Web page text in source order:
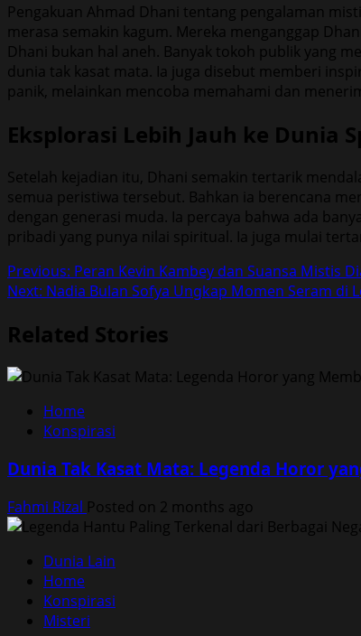
Pengakuan Ahmad Dhani tentang pengalaman
merasa semakin kagum. Mereka menganggap
Dhani bukan hal aneh. Banyak tokoh publik yang
dunia tak kasat mata. Ia juga disebut memberi
panik, melainkan mencoba memahami dan
Eksplorasi Lebih Jauh ke Dunia
Setelah kejadian itu, Dhani semakin tertarik
semua peristiwa tersebut. Bahkan ia berencana
dengan generasi muda. Ia percaya bahwa ada
pribadi yang punya nilai spiritual. Ia juga mulai
Post
navigation
Previous: Peran Kevin Kambey dan Suansa Mistis
Next: Nadia Bulan Sofya Ungkap Momen Seram di
Related Stories
Home
Konspirasi
Dunia Tak Kasat Mata: Legenda Horor
Fahmi Rizal Posted on 2 months ago
Dunia Lain
Home
Konspirasi
Misteri